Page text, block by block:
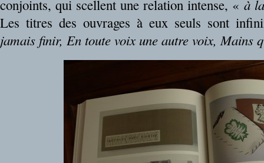
conjoints, qui scellent une relation intense, « à
Les titres des ouvrages à eux seuls sont
jamais finir, En toute voix une autre voix, Mains